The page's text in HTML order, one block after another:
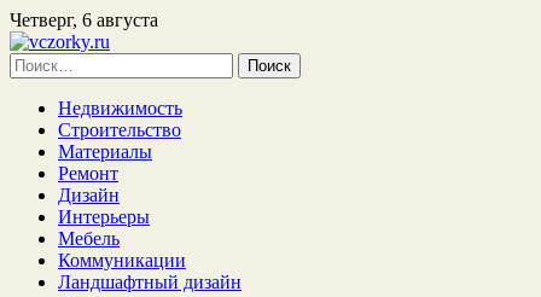
Четверг, 6 августа
Найти:
Недвижимость
Строительство
Материалы
Ремонт
Дизайн
Интерьеры
Мебель
Коммуникации
Ландшафтный дизайн